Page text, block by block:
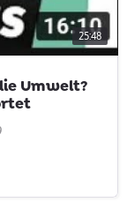
25:48
Umwelt?